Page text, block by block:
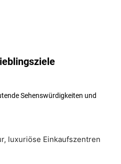
Sehenswürdigkeiten und
luxuriöse Einkaufszentren